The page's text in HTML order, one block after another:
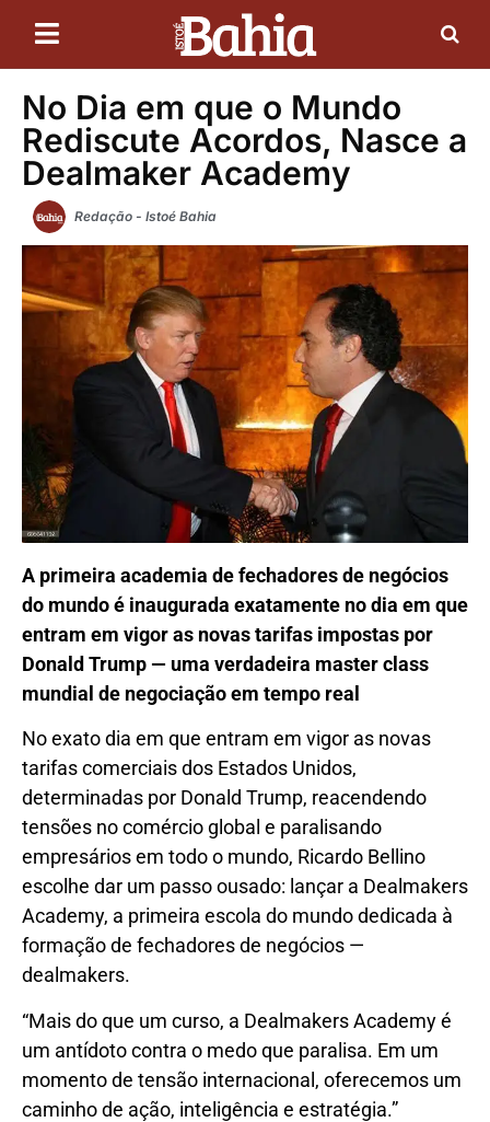
No Dia em que o Mundo
Rediscute Acordos, Nasce a
Dealmaker Academy
Redação - Istoé Bahia
A primeira academia de fechadores de negócios
do mundo é inaugurada exatamente no dia em que
entram em vigor as novas tarifas impostas por
Donald Trump — uma verdadeira master class
mundial de negociação em tempo real
No exato dia em que entram em vigor as novas
tarifas comerciais dos Estados Unidos,
determinadas por Donald Trump, reacendendo
tensões no comércio global e paralisando
empresários em todo o mundo, Ricardo Bellino
escolhe dar um passo ousado: lançar a Dealmakers
Academy, a primeira escola do mundo dedicada à
formação de fechadores de negócios —
dealmakers.
“Mais do que um curso, a Dealmakers Academy é
um antídoto contra o medo que paralisa. Em um
momento de tensão internacional, oferecemos um
caminho de ação, inteligência e estratégia.”